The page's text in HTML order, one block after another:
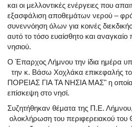
και οι μελλοντικές ενέργειες που
εξασφάλιση αποθεμάτων νερού –
συνεννόηση όλων για κοινές
αυτό το τόσο ευαίσθητο και
νησιού.
Ο Έπαρχος Λήμνου την ίδια ημέρα
την κ. Βάσω Χοχλάκα επικεφαλής
ΠΟΡΕΙΑΣ ΓΙΑ ΤΑ ΝΗΣΙΑ ΜΑΣ" η
επίσκεψη στο νησί.
Συζητήθηκαν θέματα της Π.Ε.
ολοκλήρωση του περιφερειακού του